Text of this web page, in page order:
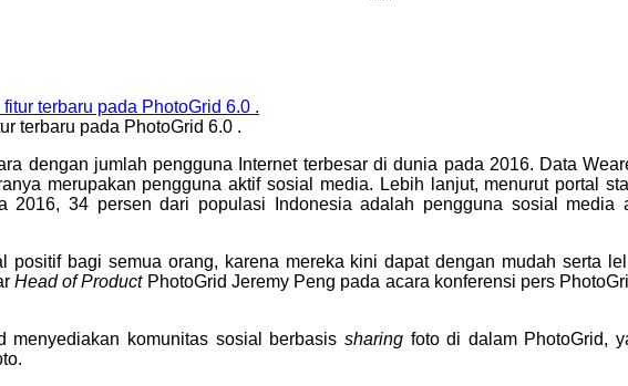
terbaru pada PhotoGrid 6.0 .
dengan jumlah pengguna Internet terbesar di dunia pada 2016. Data
merupakan pengguna aktif sosial media. Lebih lanjut, menurut portal
2016, 34 persen dari populasi Indonesia adalah pengguna sosial
positif bagi semua orang, karena mereka kini dapat dengan mudah serta
Head of ProductPhotoGrid Jeremy Peng pada acara konferensi pers
menyediakan komunitas sosial berbasis sharing foto di dalam PhotoGrid,